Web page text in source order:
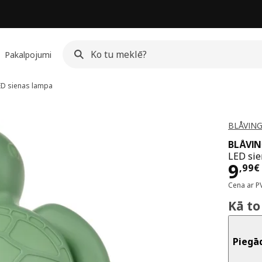
Pakalpojumi
sienas lampa
LED
9,99€
Cena ar
Kā